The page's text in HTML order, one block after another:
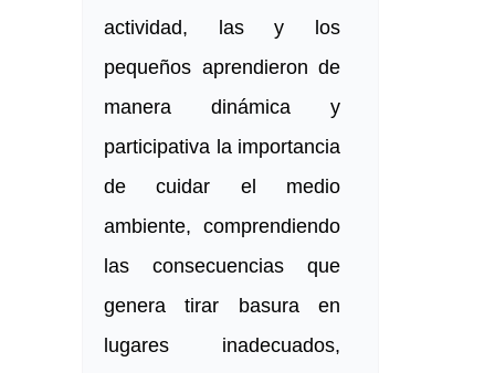
actividad, las y los
pequeños aprendieron de
manera dinámica y
participativa la importancia
de cuidar el medio
ambiente, comprendiendo
las consecuencias que
genera tirar basura en
lugares inadecuados,